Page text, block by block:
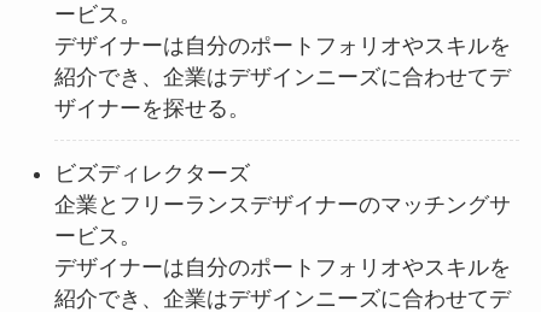
ービス。
デザイナーは自分のポートフォリオやスキルを
紹介でき、企業はデザインニーズに合わせてデ
ザイナーを探せる。
ビズディレクターズ
企業とフリーランスデザイナーのマッチングサ
ービス。
デザイナーは自分のポートフォリオやスキルを
紹介でき、企業はデザインニーズに合わせてデ